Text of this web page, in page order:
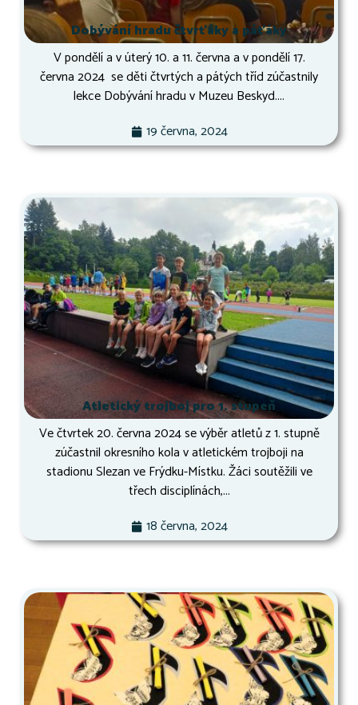
Dobývání hradu čtvrťáky a páťáky
V pondělí a v úterý 10. a 11. června a v pondělí 17.
června 2024 se děti čtvrtých a pátých tříd zúčastnily
lekce Dobývání hradu v Muzeu Beskyd....
19 června, 2024
Atletický trojboj pro 1. stupeň
Ve čtvrtek 20. června 2024 se výběr atletů z 1. stupně
zúčastnil okresního kola v atletickém trojboji na
stadionu Slezan ve Frýdku-Místku. Žáci soutěžili ve
třech disciplínách,...
18 června, 2024